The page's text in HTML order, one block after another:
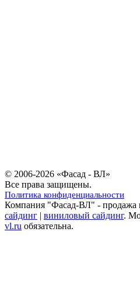
© 2006-2026 «Фасад - ВЛ»
Все права защищены.
Политика конфиденциальности
Компания "Фасад-ВЛ" - продажа
сайдинг | виниловый сайдинг.
vl.ru обязательна.